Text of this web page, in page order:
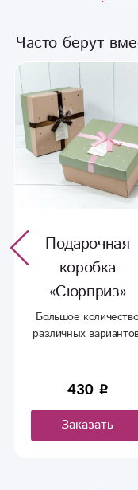
Часто берут
Подарочная
коробка
«Сюрприз»
Большое
различных
430
Заказать